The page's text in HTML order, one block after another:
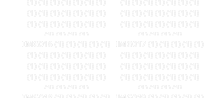
(1) (1) (1) (1) (1) (1) (1)
(1) (1) (1) (1) (1) (1) (1)
(1) (1) (1) (1)
(1) (1) (1) (1) (1) (1) (1)
(1) (1) (1) (1) (1) (1) (1)
(1) (1) (1) (1)
IMG016 (1) (1) (1) (1) (1)
(1) (1) (1) (1) (1) (1) (1)
(1) (1) (1) (1) (1) (1) (1)
(1) (1) (1) (1) (1) (1) (1)
(1) (1) (1) (1)
IMG017 (1) (1) (1) (1) (1)
(1) (1) (1) (1) (1) (1) (1)
(1) (1) (1) (1) (1) (1) (1)
(1) (1) (1) (1) (1) (1) (1)
(1) (1) (1) (1)